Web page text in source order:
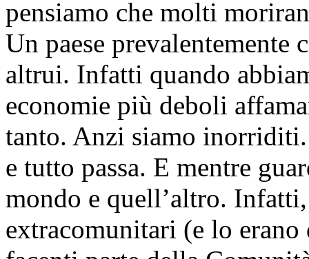
pensiamo che molti
Un paese prevalentemente
altrui. Infatti quando
economie più deboli
tanto. Anzi siamo inorriditi.
e tutto passa. E mentre
mondo e quell’altro.
extracomunitari (e lo erano